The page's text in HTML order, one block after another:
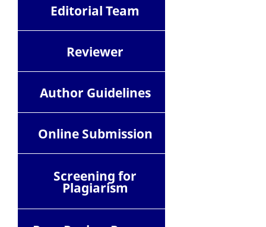
Editorial Team
Reviewer
Author Guidelines
Online Submission
Screening for
Plagiarism